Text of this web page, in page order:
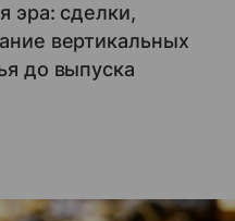
эра: сделки,
вертикальных
до выпуска